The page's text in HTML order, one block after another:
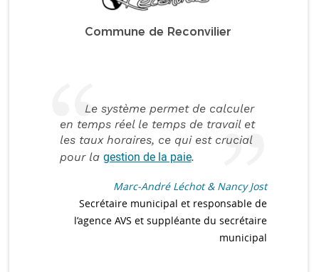
Commune de Reconvilier
Le système permet de calculer
en temps réel le temps de travail et
les taux horaires, ce qui est crucial
pour la gestion de la paie.
Marc-André Léchot & Nancy Jost
Secrétaire municipal et responsable de
l’agence AVS et suppléante du secrétaire
municipal